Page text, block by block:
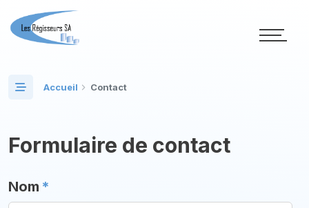
Accueil Contact
Formulaire de contact
Nom *